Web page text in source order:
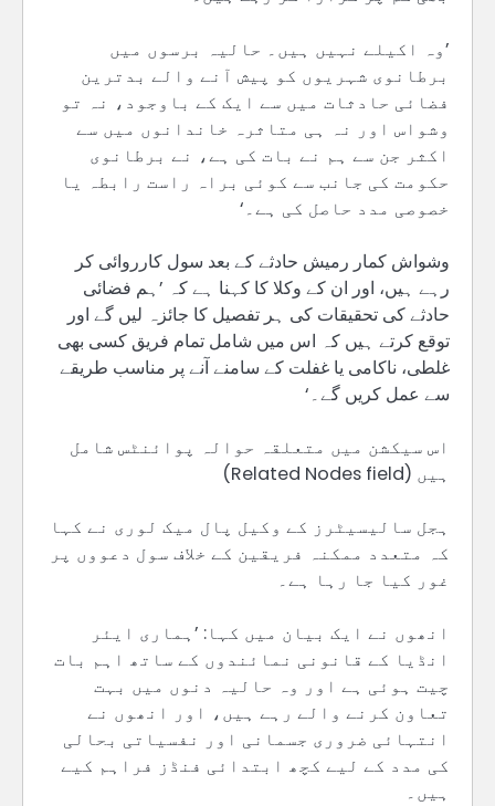
’وہ اکیلے نہیں ہیں۔ حالیہ برسوں میں
برطانوی شہریوں کو پیش آنے والے بدترین
فضائی حادثات میں سے ایک کے باوجود، نہ تو
وشواس اور نہ ہی متاثرہ خاندانوں میں سے
اکثر جن سے ہم نے بات کی ہے، نے برطانوی
حکومت کی جانب سے کوئی براہ راست رابطہ یا
خصوصی مدد حاصل کی ہے۔‘
وشواش کمار رمیش حادثے کے بعد سول کارروائی کر
رہے ہیں، اور ان کے وکلا کا کہنا ہے کہ ’ہم فضائی
حادثے کی تحقیقات کی ہر تفصیل کا جائزہ لیں گے اور
توقع کرتے ہیں کہ اس میں شامل تمام فریق کسی بھی
غلطی، ناکامی یا غفلت کے سامنے آنے پر مناسب طریقے
سے عمل کریں گے۔‘
اس سیکشن میں متعلقہ حوالہ پوائنٹس شامل
ہیں (Related Nodes field)
ہجل سالیسیٹرز کے وکیل پال میک لوری نے کہا
کہ متعدد ممکنہ فریقین کے خلاف سول دعووں پر
غور کیا جا رہا ہے۔
انھوں نے ایک بیان میں کہا: ’ہماری ایئر
انڈیا کے قانونی نمائندوں کے ساتھ اہم بات
چیت ہوئی ہے اور وہ حالیہ دنوں میں بہت
تعاون کرنے والے رہے ہیں، اور انھوں نے
انتہائی ضروری جسمانی اور نفسیاتی بحالی
کی مدد کے لیے کچھ ابتدائی فنڈز فراہم کیے
ہیں۔